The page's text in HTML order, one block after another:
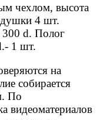
чехлом, высота
4 шт.
d. Полог
1 шт.
на
собирается
По
видеоматериалов